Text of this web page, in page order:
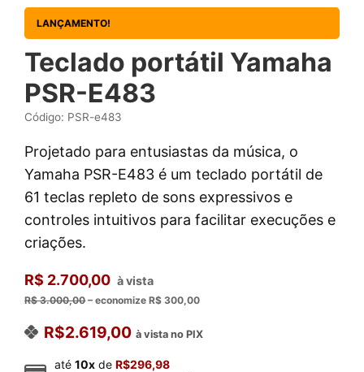
LANÇAMENTO!
Teclado portátil Yamaha
PSR-E483
Código: PSR-e483
Projetado para entusiastas da música, o
Yamaha PSR-E483 é um teclado portátil de
61 teclas repleto de sons expressivos e
controles intuitivos para facilitar execuções e
criações.
R$ 2.700,00 à vista
R$ 3.000,00– economize R$ 300,00
R$2.619,00 à vista no PIX
até10x deR$296,98